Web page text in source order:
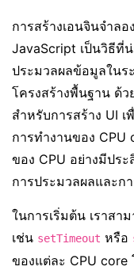
การสร้างเอนจินจำล
JavaScript เป็นวิธีที่
ประมวลผลข้อมูลในร
โครงสร้างพื้นฐาน ด้
สำหรับการสร้าง UI
การทำงานของ CPU
ของ CPU อย่างมีปร
การประมวลผลและก
ในการเริ่มต้น เราส
เช่น setTimeout หรือ
ของแต่ละ CPU core